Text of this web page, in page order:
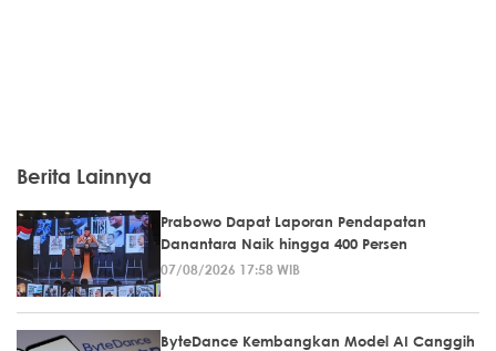
Berita Lainnya
Prabowo Dapat Laporan Pendapatan
Danantara Naik hingga 400 Persen
07/08/2026 17:58 WIB
ByteDance Kembangkan Model AI Canggih